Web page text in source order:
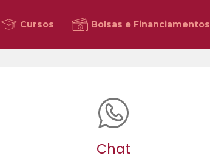
Cursos Bolsas e Financiamentos
Chat